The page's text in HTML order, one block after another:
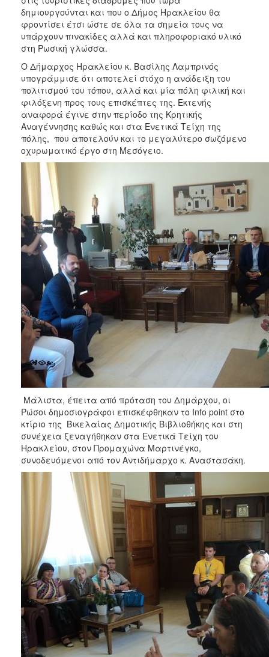
δημιουργούνται και που ο Δήμος Ηρακλείου θα
φροντίσει έτσι ώστε σε όλα τα σημεία τους να
υπάρχουν πινακίδες αλλά και πληροφοριακό υλικό
στη Ρωσική γλώσσα.
Ο Δήμαρχος Ηρακλείου κ. Βασίλης Λαμπρινός
υπογράμμισε ότι αποτελεί στόχο η ανάδειξη του
πολιτισμού του τόπου, αλλά και μία πόλη φιλική και
φιλόξενη προς τους επισκέπτες της. Εκτενής
αναφορά έγινε στην περίοδο της Κρητικής
Αναγέννησης καθώς και στα Ενετικά Τείχη της
πόλης, που αποτελούν και το μεγαλύτερο σωζόμενο
οχυρωματικό έργο στη Μεσόγειο.
Μάλιστα, έπειτα από πρόταση του Δημάρχου, οι
Ρώσοι δημοσιογράφοι επισκέφθηκαν το Info point στο
κτίριο της Βικελαίας Δημοτικής Βιβλιοθήκης και στη
συνέχεια ξεναγήθηκαν στα Ενετικά Τείχη του
Ηρακλείου, στον Προμαχώνα Μαρτινέγκο,
συνοδευόμενοι από τον Αντιδήμαρχο κ. Αναστασάκη.